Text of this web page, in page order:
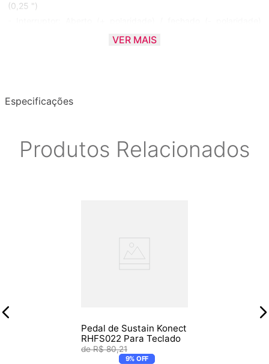
(0,25 ")
VER MAIS
Especificações
Produtos Relacionados
Pedal de Sustain Konect
RHFS022 Para Teclado
R$ 80,21
9% OFF